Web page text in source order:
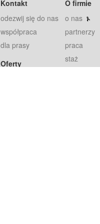
Kontakt
odezwij się do nas
współpraca
dla prasy
Oferty
O firmie
o nas
partnerzy
praca
staż